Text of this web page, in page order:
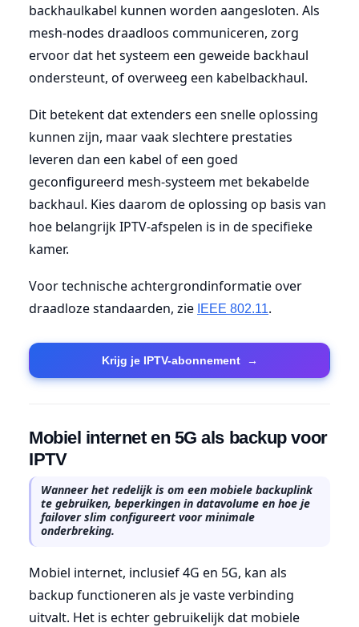
backhaulkabel kunnen worden aangesloten. Als
mesh-nodes draadloos communiceren, zorg
ervoor dat het systeem een ​​geweide backhaul
ondersteunt, of overweeg een kabelbackhaul.
Dit betekent dat extenders een snelle oplossing
kunnen zijn, maar vaak slechtere prestaties
leveren dan een kabel of een goed
geconfigureerd mesh-systeem met bekabelde
backhaul. Kies daarom de oplossing op basis van
hoe belangrijk IPTV-afspelen is in de specifieke
kamer.
Voor technische achtergrondinformatie over
draadloze standaarden, zie IEEE 802.11.
Krijg je IPTV-abonnement →
Mobiel internet en 5G als backup voor
IPTV
Wanneer het redelijk is om een mobiele backuplink
te gebruiken, beperkingen in datavolume en hoe je
failover slim configureert voor minimale
onderbreking.
Mobiel internet, inclusief 4G en 5G, kan als
backup functioneren als je vaste verbinding
uitvalt. Het is echter gebruikelijk dat mobiele